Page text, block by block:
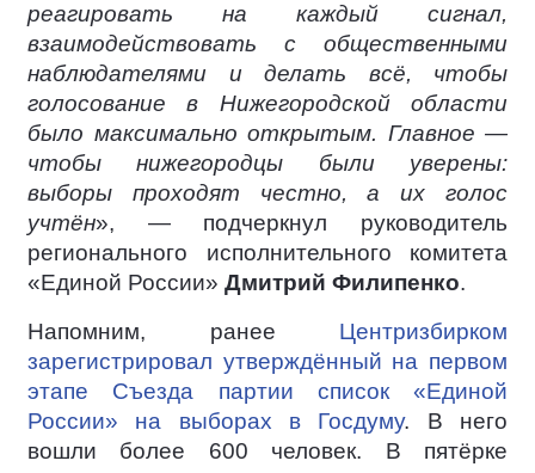
реагировать на каждый сигнал,
взаимодействовать с общественными
наблюдателями и делать всё, чтобы
голосование в Нижегородской области
было максимально открытым. Главное —
чтобы нижегородцы были уверены:
выборы проходят честно, а их голос
учтён», — подчеркнул руководитель
регионального исполнительного комитета
«Единой России» Дмитрий Филипенко.
Напомним, ранее Центризбирком
зарегистрировал утверждённый на первом
этапе Съезда партии список «Единой
России» на выборах в Госдуму. В него
вошли более 600 человек. В пятёрке